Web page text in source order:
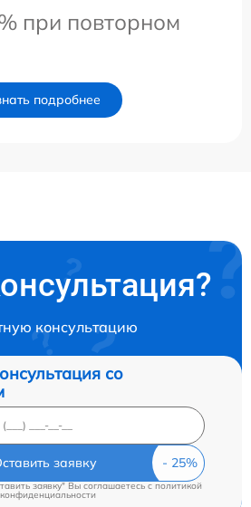
при повторном
подробнее
консультацию
со
заявку
заявку" Вы соглашаетесь cполитикой
конфиденциальности